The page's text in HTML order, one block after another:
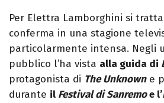
Per Elettra Lamborghini si
conferma in una stagione
particolarmente intensa. Negli
pubblico l’ha vista alla guida di
protagonista di The Unknowne
durante il Festival di Sanremoe l’